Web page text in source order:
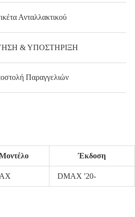
Ανταλλακτικού
& ΥΠΟΣΤΗΡΙΞΗ
Παραγγελιών
Έκδοση
DMAX '20-